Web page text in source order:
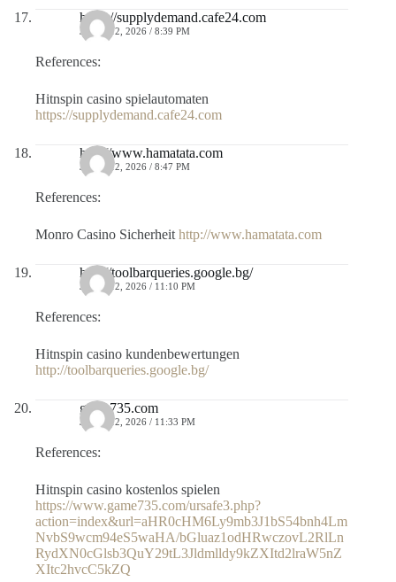
https://supplydemand.cafe24.com
JULIO 12, 2026 / 8:39 PM
References:
Hitnspin casino spielautomaten
https://supplydemand.cafe24.com
http://www.hamatata.com
JULIO 12, 2026 / 8:47 PM
References:
Monro Casino Sicherheit http://www.hamatata.com
http://toolbarqueries.google.bg/
JULIO 12, 2026 / 11:10 PM
References:
Hitnspin casino kundenbewertungen
http://toolbarqueries.google.bg/
game735.com
JULIO 12, 2026 / 11:33 PM
References:
Hitnspin casino kostenlos spielen
https://www.game735.com/ursafe3.php?
action=index&url=aHR0cHM6Ly9mb3J1bS54bnh4Lm
NvbS9wcm94eS5waHA/bGluaz1odHRwczovL2RlLn
RydXN0cGlsb3QuY29tL3Jldmlldy9kZXItd2lraW5nZ
XItc2hvcC5kZQ